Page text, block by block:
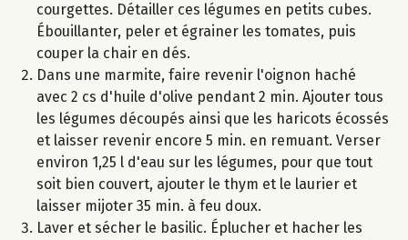
courgettes. Détailler ces légumes en petits cubes.
Ébouillanter, peler et égrainer les tomates, puis
couper la chair en dés.
Dans une marmite, faire revenir l'oignon haché
avec 2 cs d'huile d'olive pendant 2 min. Ajouter tous
les légumes découpés ainsi que les haricots écossés
et laisser revenir encore 5 min. en remuant. Verser
environ 1,25 l d'eau sur les légumes, pour que tout
soit bien couvert, ajouter le thym et le laurier et
laisser mijoter 35 min. à feu doux.
Laver et sécher le basilic. Éplucher et hacher les